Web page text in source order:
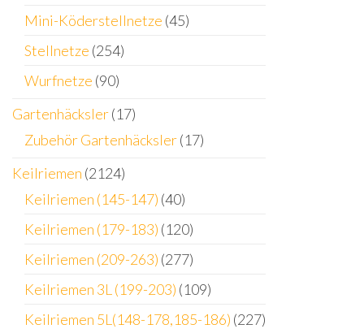
Mini-Köderstellnetze (45)
Stellnetze (254)
Wurfnetze (90)
Gartenhäcksler(17)
Zubehör Gartenhäcksler(17)
Keilriemen (2124)
Keilriemen (145-147) (40)
Keilriemen (179-183) (120)
Keilriemen (209-263) (277)
Keilriemen 3L (199-203) (109)
Keilriemen 5L(148-178,185-186) (227)